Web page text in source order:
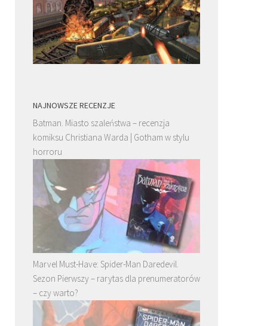
NAJNOWSZE RECENZJE
Batman. Miasto szaleństwa – recenzja
komiksu Christiana Warda | Gotham w stylu
horroru
Marvel Must-Have: Spider-Man Daredevil.
Sezon Pierwszy – rarytas dla prenumeratorów
– czy warto?